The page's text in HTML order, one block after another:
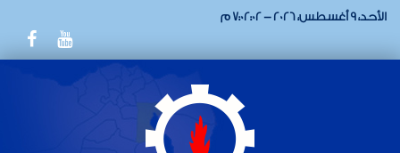
الأحد، 9 أغسطس، 2026 - 7:02:02 م